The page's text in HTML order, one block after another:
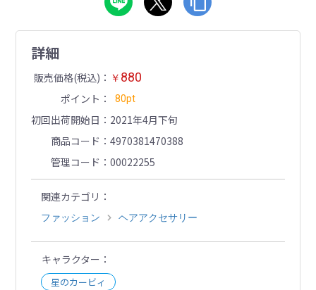
詳細
販売価格(税込) ￥ 880
ポイント 80pt
初回出荷開始日
2021年4月下旬
商品コード
4970381470388
管理コード
00022255
関連カテゴリ
ファッション ヘアアクセサリー
キャラクター
星のカービィ